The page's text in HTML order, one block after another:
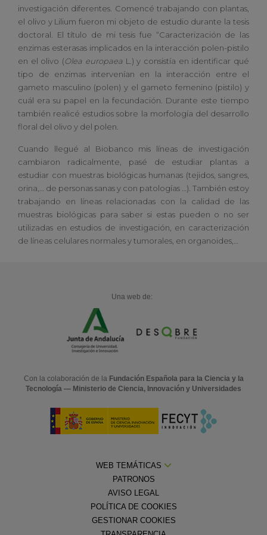
investigación diferentes. Comencé trabajando con plantas,
el olivo y Lilium fueron mi objeto de estudio durante la tesis
doctoral. El título de mi tesis fue “Caracterización de las
enzimas esterasas implicados en la interacción polen-pistilo
en el olivo (Olea europaeaL.) y consistía en identificar qué
tipo de enzimas intervenían en la interacción entre el
gameto masculino (polen) y el gameto femenino (pistilo) y
cuál era su papel en la fecundación. Durante este tiempo
también realicé estudios sobre la morfología del desarrollo
floral del olivo y del polen.
Cuando llegué al Biobanco mis líneas de investigación
cambiaron radicalmente, pasé de estudiar plantas a
estudiar con muestras biológicas humanas (tejidos, sangres,
orina,… de personas sanas y con patologías …). También estoy
trabajando en líneas relacionadas con la calidad de las
muestras biológicas para saber si estas pueden o no ser
utilizadas en estudios de investigación, en caracterización
de líneas celulares normales y tumorales, en organoides,…
Una web de:
Con la colaboración de la Fundación Española para la Ciencia y la
Tecnología — Ministerio de Ciencia, Innovación y Universidades
WEB TEMÁTICAS
PATRONOS
AVISO LEGAL
POLÍTICA DE COOKIES
GESTIONAR COOKIES